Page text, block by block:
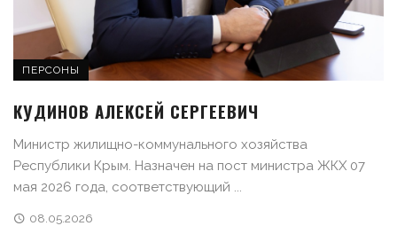
ПЕРСОНЫ
КУДИНОВ АЛЕКСЕЙ СЕРГЕЕВИЧ
Министр жилищно-коммунального хозяйства
Республики Крым. Назначен на пост министра ЖКХ 07
мая 2026 года, соответствующий ...
08.05.2026